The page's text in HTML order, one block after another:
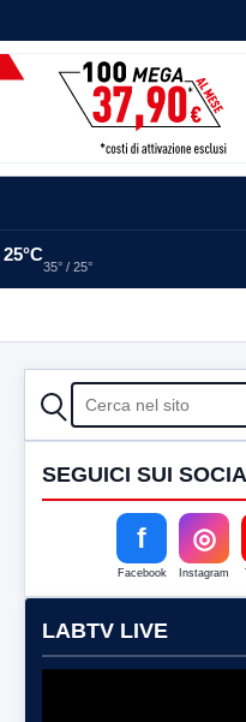
25°C
35° / 25°
CERCA
SEGUICI SUI
f
Facebook
◎
Instagram
LABTV LIVE